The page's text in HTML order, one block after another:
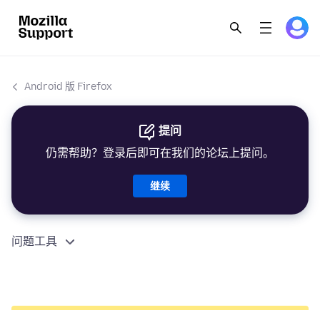
Android 版 Firefox
提问
仍需帮助？登录后即可在我们的论坛上提问。
继续
问题工具